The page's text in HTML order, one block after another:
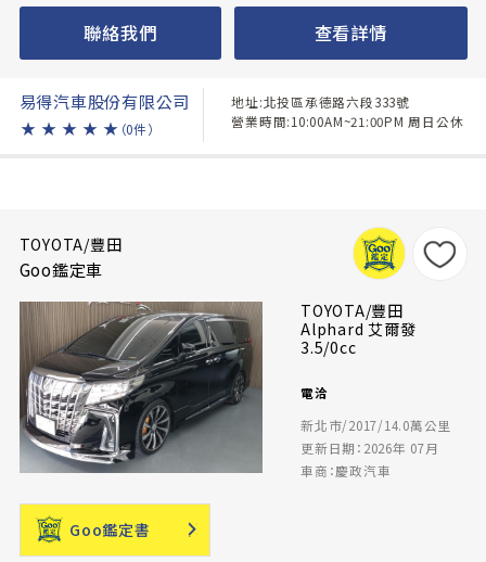
聯絡我們 查看詳情
易得汽車股份有限公司
★ ★ ★ ★ ★ （0件）
地址:北投區承德路六段333號
營業時間:10:00AM~21:00PM 周日公休
TOYOTA/豐田
Goo鑑定車
TOYOTA/豐田
Alphard 艾爾發
3.5/0cc
電洽
新北市/2017/14.0萬公里
更新日期：2026年 07月
車商：慶政汽車
Goo鑑定書